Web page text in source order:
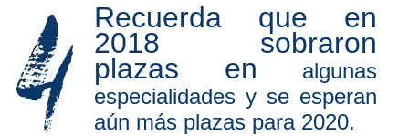
Recuerda que en
2018 sobraron
plazas en
algunas
especialidades y se esperan
aún más plazas para 2020.